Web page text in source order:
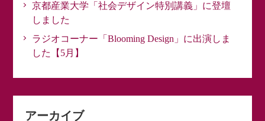
京都産業大学「社会デザイン特別講義」に登壇
しました
ラジオコーナー「Blooming Design」に出演しま
した【5月】
アーカイブ